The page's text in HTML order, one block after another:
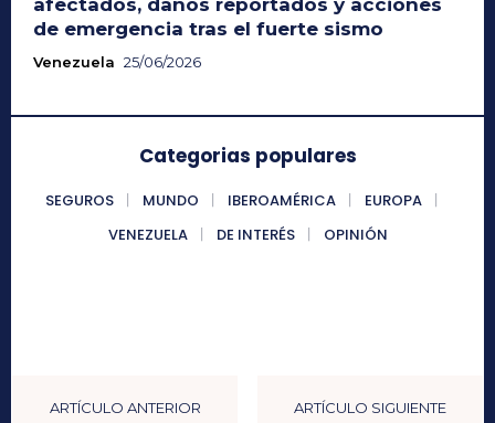
de emergencia tras el fuerte sismo
Venezuela 25/06/2026
Categorias populares
SEGUROS MUNDO IBEROAMÉRICA
EUROPA
VENEZUELA
DE INTERÉS OPINIÓN
ARTÍCULO ANTERIOR ARTÍCULO SIGUIENTE